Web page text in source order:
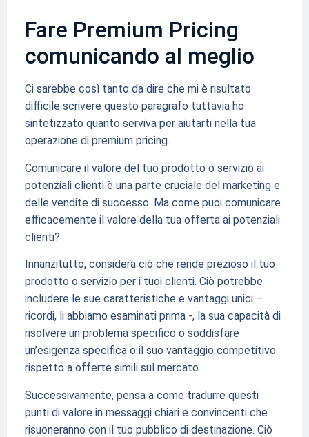
Fare Premium Pricing
comunicando al meglio
Ci sarebbe così tanto da dire che mi è risultato
difficile scrivere questo paragrafo tuttavia ho
sintetizzato quanto serviva per aiutarti nella tua
operazione di premium pricing.
Comunicare il valore del tuo prodotto o servizio ai
potenziali clienti è una parte cruciale del marketing e
delle vendite di successo. Ma come puoi comunicare
efficacemente il valore della tua offerta ai potenziali
clienti?
Innanzitutto, considera ciò che rende prezioso il tuo
prodotto o servizio per i tuoi clienti. Ciò potrebbe
includere le sue caratteristiche e vantaggi unici –
ricordi, li abbiamo esaminati prima -, la sua capacità di
risolvere un problema specifico o soddisfare
un’esigenza specifica o il suo vantaggio competitivo
rispetto a offerte simili sul mercato.
Successivamente, pensa a come tradurre questi
punti di valore in messaggi chiari e convincenti che
risuoneranno con il tuo pubblico di destinazione. Ciò